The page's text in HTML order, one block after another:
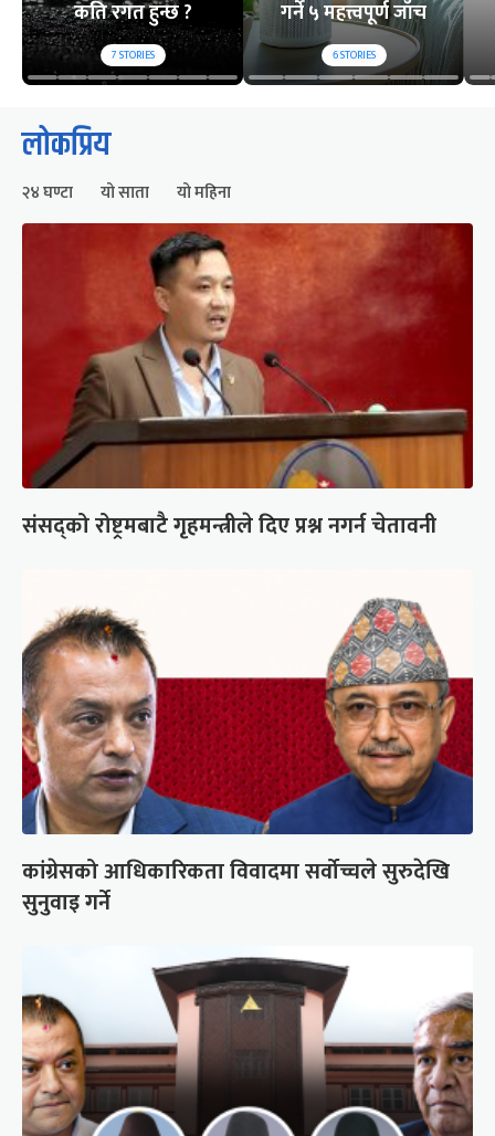
कति रगत हुन्छ ?
7STORIES
गर्ने ५ महत्त्वपूर्ण जाँच
6STORIES
लोकप्रिय
२४ घण्टा यो साता यो महिना
संसद्को रोष्ट्रमबाटै गृहमन्त्रीले दिए प्रश्न नगर्न चेतावनी
कांग्रेसको आधिकारिकता विवादमा सर्वोच्चले सुरुदेखि
सुनुवाइ गर्ने